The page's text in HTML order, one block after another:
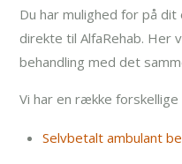
Du har mulighed for på
direkte til AlfaRehab. Her
behandling med det
Vi har en række
Selvbetalt ambulant